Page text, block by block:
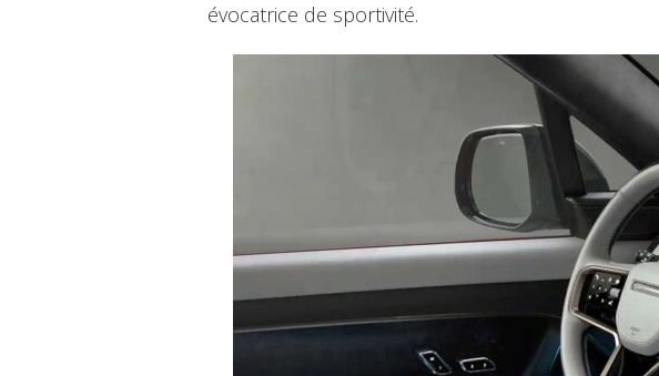
évocatrice de sportivité.